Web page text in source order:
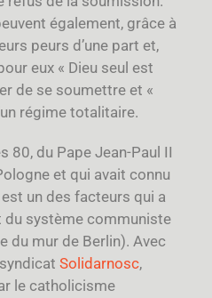
également, grâce à
peurs d’une part et,
eux « Dieu seul est
de se soumettre et «
régime totalitaire.
80, du Pape Jean-Paul II
et qui avait connu
un des facteurs qui a
du système communiste
du mur de Berlin). Avec
syndicatSolidarnosc,
le catholicisme